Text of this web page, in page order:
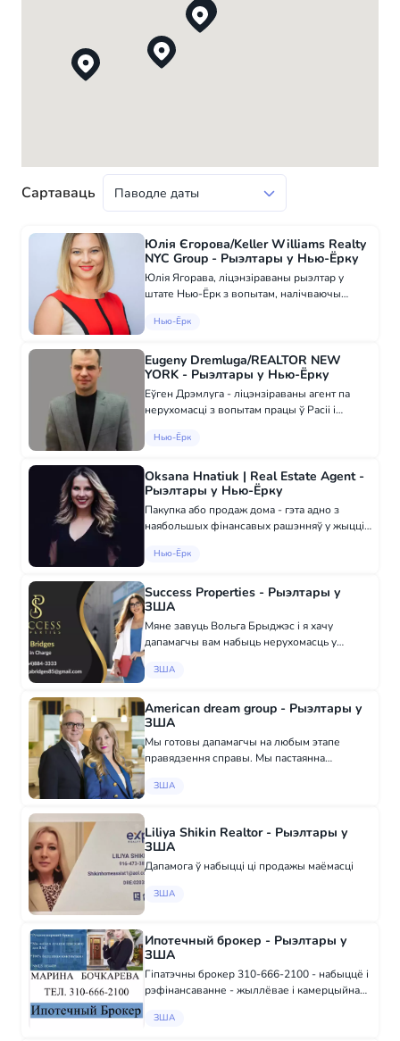
Сартаваць
Юлія Єгорова/Keller Williams Realty
NYC Group - Рыэлтары у Нью-Ёрку
Юлія Ягорава, ліцэнзіраваны рыэлтар у
штате Нью-Ёрк з вопытам, налічваючы
Забяспечыць паспях у складаных рашэннях
падыход да...
Нью-Ёрк
Eugeny Dremluga/REALTOR NEW
YORK - Рыэлтары у Нью-Ёрку
Еўген Дрэмлуга - ліцэнзіраваны агент па
нерухомасці з вопытам працы ў Расіі і
адукацыі і валодае рускім і ангельскім
камэр...
Нью-Ёрк
Oksana Hnatiuk | Real Estate Agent -
Рыэлтары у Нью-Ёрку
Пакупка або продаж дома - гэта адно з
наябольшых фінансавых рашэнняў у жыцці
кліента і зраблю ўсё ад мяне залежнае, каб
Нью-Ёрк
Success Properties - Рыэлтары у
ЗША
Мяне завуць Вольга Брыджэс і я хачу
дапамагчы вам набыць нерухомасць у
вопытам, адказаць на ўзнікаваючыя пытанні
ЗША
American dream group - Рыэлтары у
ЗША
Мы готовы дапамагчы на любым этапе
правядзення справы. Мы пастаянна
семінары і майстэр-класы вядучых бізнес-
ЗША
Liliya Shikin Realtor - Рыэлтары у
ЗША
Дапамога ў набыцці ці продажы маёмасці
ЗША
Ипотечный брокер - Рыэлтары у
ЗША
Гіпатэчны брокер 310-666-2100 - набыццё і
рэфінансаванне - жыллёвае і камерцыйная
прадпрымальнікаў і забудоўшчыкаў -
ЗША